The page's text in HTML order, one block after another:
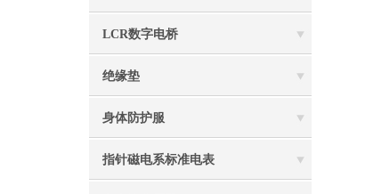
LCR数字电桥
绝缘垫
身体防护服
指针磁电系标准电表